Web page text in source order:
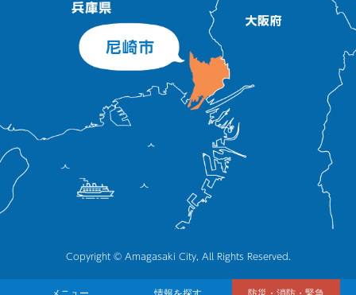
Copyright © Amagasaki City, All Rights Reserved.